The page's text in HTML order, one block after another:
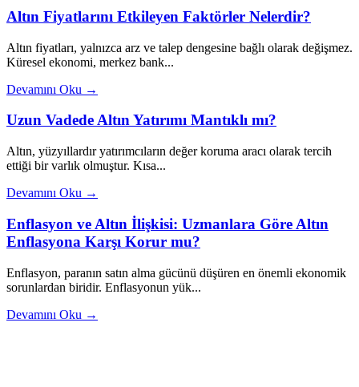
Altın Fiyatlarını Etkileyen Faktörler Nelerdir?
Altın fiyatları, yalnızca arz ve talep dengesine bağlı olarak değişmez.
Küresel ekonomi, merkez bank...
Devamını Oku →
Uzun Vadede Altın Yatırımı Mantıklı mı?
Altın, yüzyıllardır yatırımcıların değer koruma aracı olarak tercih
ettiği bir varlık olmuştur. Kısa...
Devamını Oku →
Enflasyon ve Altın İlişkisi: Uzmanlara Göre Altın
Enflasyona Karşı Korur mu?
Enflasyon, paranın satın alma gücünü düşüren en önemli ekonomik
sorunlardan biridir. Enflasyonun yük...
Devamını Oku →